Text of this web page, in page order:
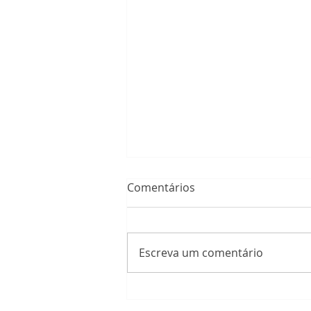
Comentários
Escreva um comentário